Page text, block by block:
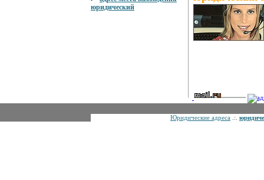
юридический
Юридические адреса .:.